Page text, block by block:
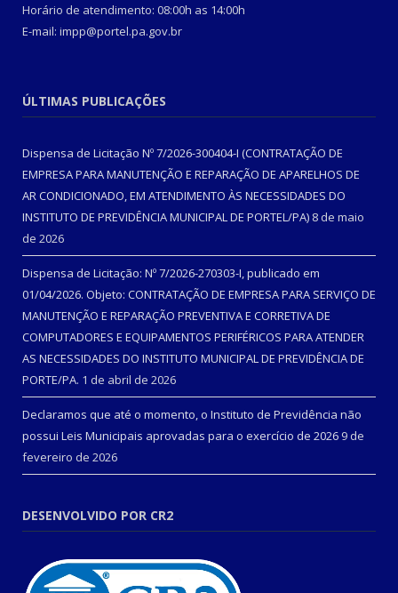
Horário de atendimento: 08:00h as 14:00h
E-mail: impp@portel.pa.gov.br
ÚLTIMAS PUBLICAÇÕES
Dispensa de Licitação Nº 7/2026-300404-I (CONTRATAÇÃO DE
EMPRESA PARA MANUTENÇÃO E REPARAÇÃO DE APARELHOS DE
AR CONDICIONADO, EM ATENDIMENTO ÀS NECESSIDADES DO
INSTITUTO DE PREVIDÊNCIA MUNICIPAL DE PORTEL/PA) 8 de maio
de 2026
Dispensa de Licitação: Nº 7/2026-270303-I, publicado em
01/04/2026. Objeto: CONTRATAÇÃO DE EMPRESA PARA SERVIÇO DE
MANUTENÇÃO E REPARAÇÃO PREVENTIVA E CORRETIVA DE
COMPUTADORES E EQUIPAMENTOS PERIFÉRICOS PARA ATENDER
AS NECESSIDADES DO INSTITUTO MUNICIPAL DE PREVIDÊNCIA DE
PORTE/PA. 1 de abril de 2026
Declaramos que até o momento, o Instituto de Previdência não
possui Leis Municipais aprovadas para o exercício de 2026 9 de
fevereiro de 2026
DESENVOLVIDO POR CR2